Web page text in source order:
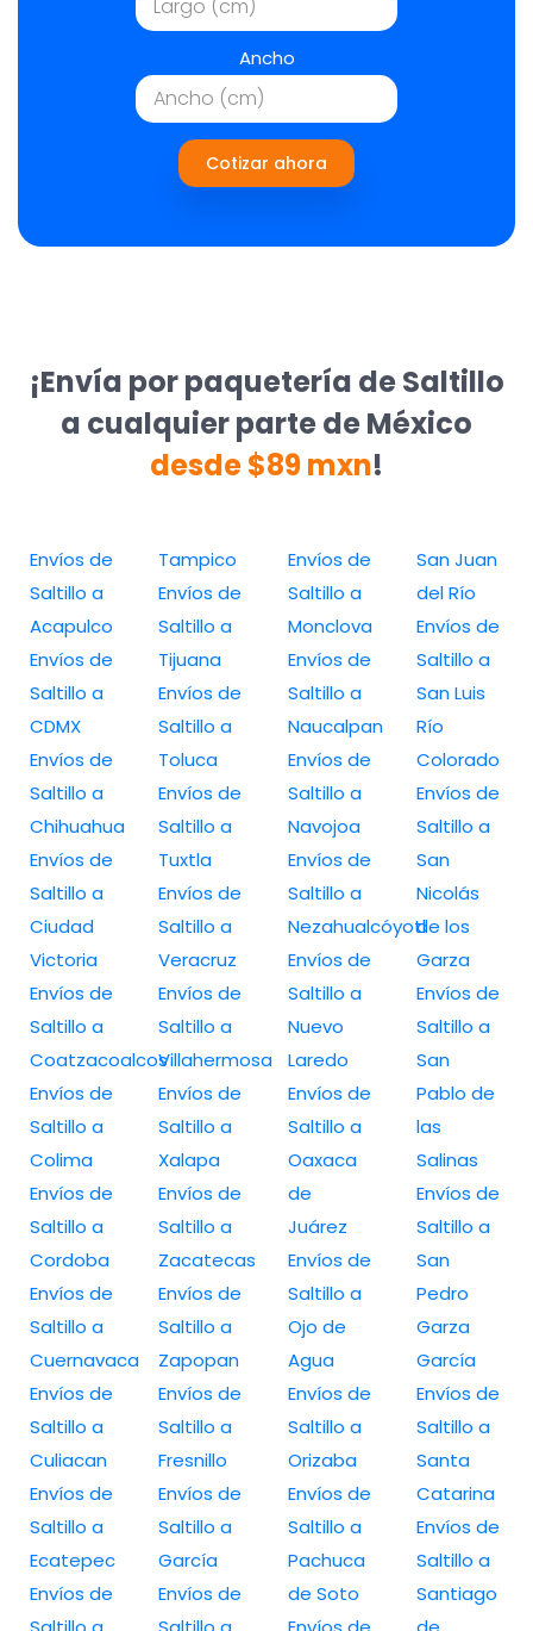
Ancho
Cotizar ahora
¡Envía por paquetería de Saltillo
a cualquier parte de México
desde $89 mxn!
Envíos de
Saltillo a
Acapulco
Envíos de
Saltillo a
CDMX
Envíos de
Saltillo a
Chihuahua
Envíos de
Saltillo a
Ciudad
Victoria
Envíos de
Saltillo a
Coatzacoalcos
Envíos de
Saltillo a
Colima
Envíos de
Saltillo a
Cordoba
Envíos de
Saltillo a
Cuernavaca
Envíos de
Saltillo a
Culiacan
Envíos de
Saltillo a
Ecatepec
Envíos de
Tampico
Envíos de
Saltillo a
Tijuana
Envíos de
Saltillo a
Toluca
Envíos de
Saltillo a
Tuxtla
Envíos de
Saltillo a
Veracruz
Envíos de
Saltillo a
Villahermosa
Envíos de
Saltillo a
Xalapa
Envíos de
Saltillo a
Zacatecas
Envíos de
Saltillo a
Zapopan
Envíos de
Saltillo a
Fresnillo
Envíos de
Saltillo a
García
Envíos de
Envíos de
Saltillo a
Monclova
Envíos de
Saltillo a
Naucalpan
Envíos de
Saltillo a
Navojoa
Envíos de
Saltillo a
Nezahualcóyotl
Envíos de
Saltillo a
Nuevo
Laredo
Envíos de
Saltillo a
Oaxaca
de
Juárez
Envíos de
Saltillo a
Ojo de
Agua
Envíos de
Saltillo a
Orizaba
Envíos de
Saltillo a
Pachuca
de Soto
San Juan
del Río
Envíos de
Saltillo a
San Luis
Río
Colorado
Envíos de
Saltillo a
San
Nicolás
de los
Garza
Envíos de
Saltillo a
San
Pablo de
las
Salinas
Envíos de
Saltillo a
San
Pedro
Garza
García
Envíos de
Saltillo a
Santa
Catarina
Envíos de
Saltillo a
Santiago